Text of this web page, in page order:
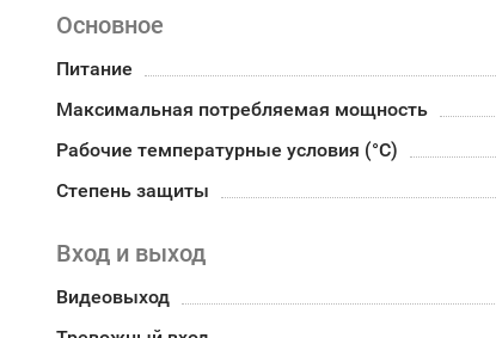
Основное
Питание
Максимальная потребляемая мощность
Рабочие температурные условия (°С)
Степень защиты
Вход и выход
Видеовыход